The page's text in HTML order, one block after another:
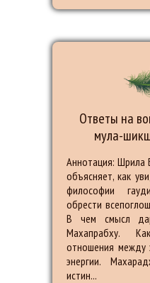
Ответы на
мула-
Аннотация: Шрила
объясняет, как
философии
обрести
В чем смысл
Махапрабху.
отношения между
энергии.
истин...